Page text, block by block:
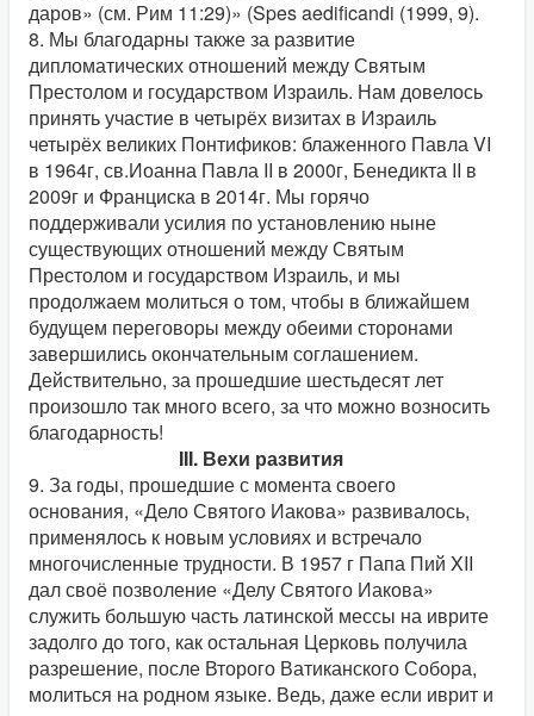
даров» (см. Рим 11:29)» (Spes aedificandi (1999, 9).
8. Мы благодарны также за развитие
дипломатических отношений между Святым
Престолом и государством Израиль. Нам довелось
принять участие в четырёх визитах в Израиль
четырёх великих Понтификов: блаженного Павла VI
в 1964г, св.Иоанна Павла II в 2000г, Бенедикта II в
2009г и Франциска в 2014г. Мы горячо
поддерживали усилия по установлению ныне
существующих отношений между Святым
Престолом и государством Израиль, и мы
продолжаем молиться о том, чтобы в ближайшем
будущем переговоры между обеими сторонами
завершились окончательным соглашением.
Действительно, за прошедшие шестьдесят лет
произошло так много всего, за что можно возносить
благодарность!
III. Вехи развития
9. За годы, прошедшие с момента своего
основания, «Дело Святого Иакова» развивалось,
применялось к новым условиях и встречало
многочисленные трудности. В 1957 г Папа Пий XII
дал своё позволение «Делу Святого Иакова»
служить большую часть латинской мессы на иврите
задолго до того, как остальная Церковь получила
разрешение, после Второго Ватиканского Собора,
молиться на родном языке. Ведь, даже если иврит и